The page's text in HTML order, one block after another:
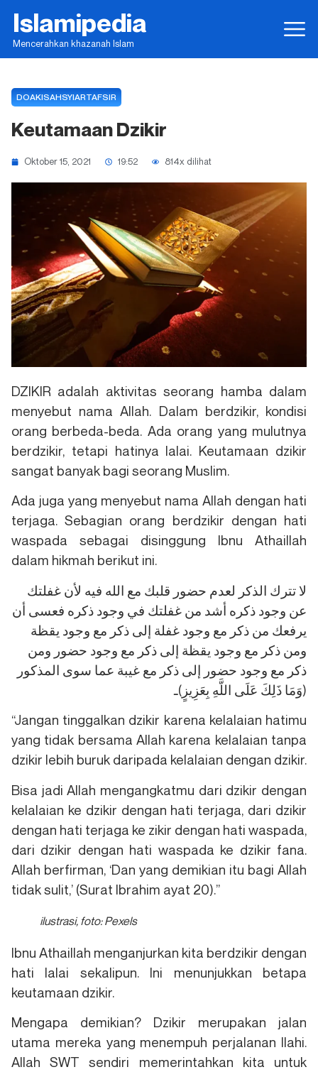
Islamipedia
Mencerahkan khazanah Islam
DOAKISAHSYIARTAFSIR
Keutamaan Dzikir
Oktober 15, 2021 19:52 814x dilihat
DZIKIR adalah aktivitas seorang hamba dalam
menyebut nama Allah. Dalam berdzikir, kondisi
orang berbeda-beda. Ada orang yang mulutnya
berdzikir, tetapi hatinya lalai. Keutamaan dzikir
sangat banyak bagi seorang Muslim.
Ada juga yang menyebut nama Allah dengan hati
terjaga. Sebagian orang berdzikir dengan hati
waspada sebagai disinggung Ibnu Athaillah
dalam hikmah berikut ini.
لا تترك الذكر لعدم حضور قلبك مع الله فيه لأن غفلتك
عن وجود ذكره أشد من غفلتك في وجود ذكره فعسى أن
يرفعك من ذكر مع وجود غفلة إلى ذكر مع وجود يقظة
ومن ذكر مع وجود يقظة إلى ذكر مع وجود حضور ومن
ذكر مع وجود حضور إلى ذكر مع غيبة عما سوى المذكور
(وَمَا ذَلِكَ عَلَى اللَّهِ بِعَزِيزٍ)ـ
“Jangan tinggalkan dzikir karena kelalaian hatimu
yang tidak bersama Allah karena kelalaian tanpa
dzikir lebih buruk daripada kelalaian dengan dzikir.
Bisa jadi Allah mengangkatmu dari dzikir dengan
kelalaian ke dzikir dengan hati terjaga, dari dzikir
dengan hati terjaga ke zikir dengan hati waspada,
dari dzikir dengan hati waspada ke dzikir fana.
Allah berfirman, ‘Dan yang demikian itu bagi Allah
tidak sulit,’ (Surat Ibrahim ayat 20).”
ilustrasi, foto: Pexels
Ibnu Athaillah menganjurkan kita berdzikir dengan
hati lalai sekalipun. Ini menunjukkan betapa
keutamaan dzikir.
Mengapa demikian? Dzikir merupakan jalan
utama mereka yang menempuh perjalanan Ilahi.
Allah SWT sendiri memerintahkan kita untuk